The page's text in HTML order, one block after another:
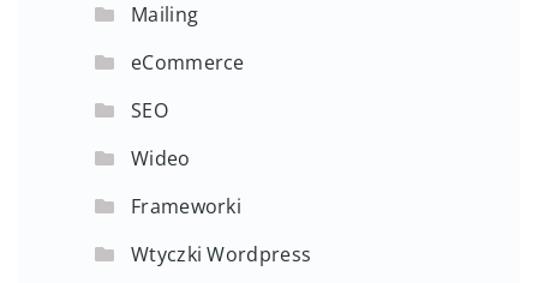
Mailing
eCommerce
SEO
Wideo
Frameworki
Wtyczki Wordpress